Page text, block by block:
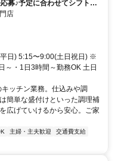
募♪予定に合わせてシフト相
店
日) 5:15〜9:00(土日祝日) ※
～・1日3時間～勤務OK 土日
ッチン業務。仕込みや調
簡単な盛付けといった調理補
広げていけるから安心。ご家
主婦・主夫歓迎
交通費支給